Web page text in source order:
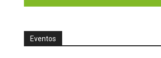
Eventos